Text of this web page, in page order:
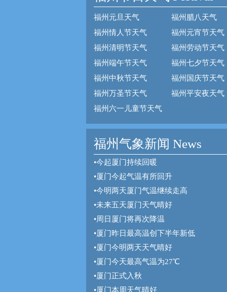
福州元旦天气
福州腊八天气
福州情人节天气
福州元宵节天气
福州清明节天气
福州劳动节天气
福州端午节天气
福州七夕节天气
福州中秋节天气
福州国庆节天气
福州万圣节天气
福州平安夜天气
福州六一儿童节天气
福州气象新闻 News
•今起厦门持续回暖
•厦门今起气温有所回升
•今明两天厦门气温继续走高
•未来五天厦门天气晴好
•周日厦门将再次降温
•厦门昨日最高温创下半年新低
•厦门今明两天天气晴好
•厦门今天最高气温为27℃
•厦门正式入秋
•厦门本周天气晴好